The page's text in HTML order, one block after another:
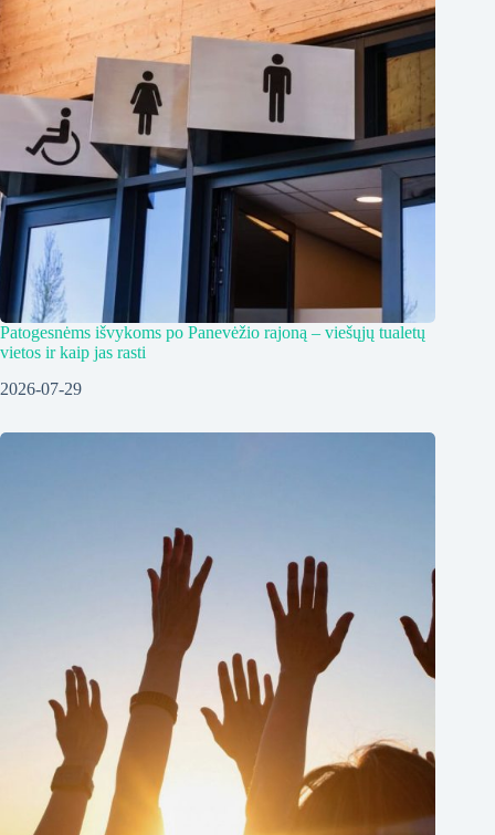
Patogesnėms išvykoms po Panevėžio rajoną – viešųjų tualetų
vietos ir kaip jas rasti
2026-07-29